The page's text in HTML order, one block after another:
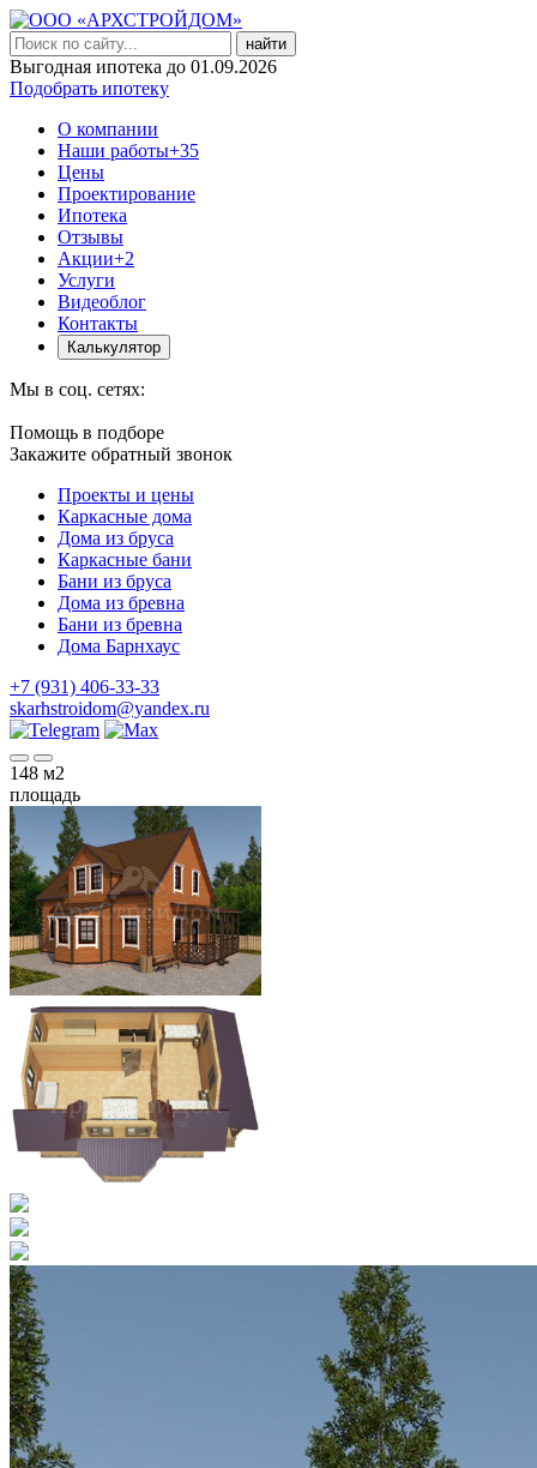
найти
Выгодная ипотека до 01.09.2026
Подобрать ипотеку
О компании
Наши работы+35
Цены
Проектирование
Ипотека
Отзывы
Акции+2
Услуги
Видеоблог
Контакты
Калькулятор
Мы в соц. сетях:
Помощь в подборе
Закажите обратный звонок
Проекты и цены
Каркасные дома
Дома из бруса
Каркасные бани
Бани из бруса
Дома из бревна
Бани из бревна
Дома Барнхаус
+7 (931) 406-33-33
skarhstroidom@yandex.ru
148 м2
площадь